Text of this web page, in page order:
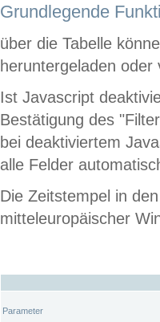
Grundlegende
über die Tabelle
heruntergeladen oder
Ist Javascript
Bestätigung des
bei deaktiviertem
alle Felder
Die Zeitstempel in
mitteleuropäischer
Parameter